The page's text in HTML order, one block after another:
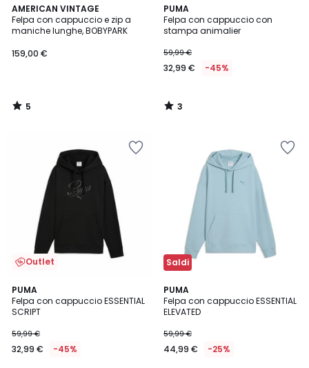
AMERICAN VINTAGE
Felpa con cappuccio e zip a
maniche lunghe, BOBYPARK
159,00 €
5
/
5
5
/
PUMA
Felpa con cappuccio con
stampa animalier
59,99 €
32,99 € -45%
3
/
5
3
/
Outlet
PUMA
Felpa con cappuccio ESSENTIAL
SCRIPT
59,99 €
32,99 € -45%
Saldi
PUMA
Felpa con cappuccio ESSENTIAL
ELEVATED
59,99 €
44,99 € -25%
3
/
5